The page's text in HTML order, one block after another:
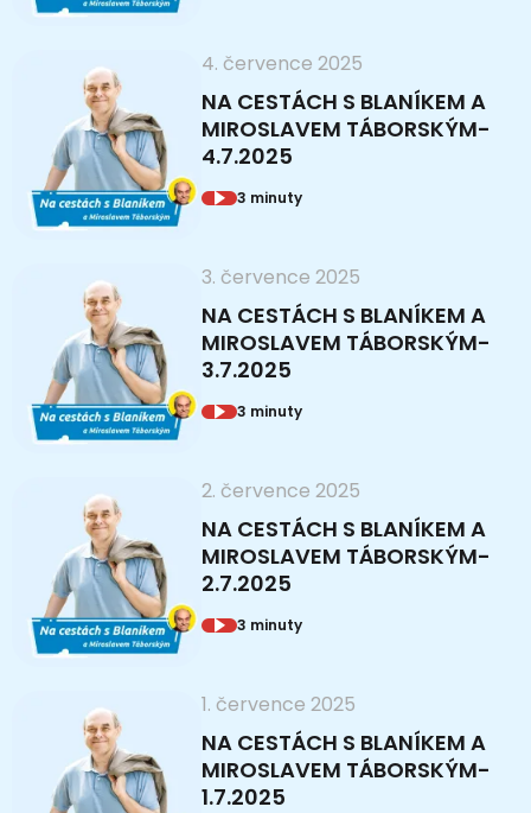
4. července 2025
NA CESTÁCH S BLANÍKEM A
MIROSLAVEM TÁBORSKÝM-
4.7.2025
3 minuty
3. července 2025
NA CESTÁCH S BLANÍKEM A
MIROSLAVEM TÁBORSKÝM-
3.7.2025
3 minuty
2. července 2025
NA CESTÁCH S BLANÍKEM A
MIROSLAVEM TÁBORSKÝM-
2.7.2025
3 minuty
1. července 2025
NA CESTÁCH S BLANÍKEM A
MIROSLAVEM TÁBORSKÝM-
1.7.2025